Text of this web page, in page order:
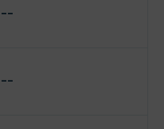
--
--